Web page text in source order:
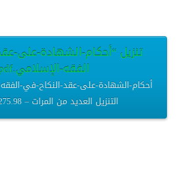
تنزيل “أحكام-الشهادة-على-
الفقه-الإسلامي.pdf”
التنزيل العديد من المرات – 275.98 كيلوبايت